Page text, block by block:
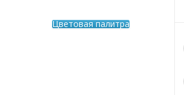
Цветовая палитра